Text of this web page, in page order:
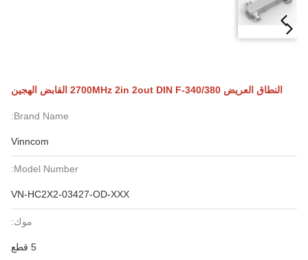
النطاق العريض 340/380-2700MHz 2in 2out DIN F القابض الهجين
Brand Name:
Vinncom
Model Number:
VN-HC2X2-03427-OD-XXX
موك:
5 قطع